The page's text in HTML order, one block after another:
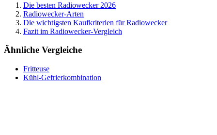
Die besten Radiowecker 2026
Radiowecker-Arten
Die wichtigsten Kaufkriterien für Radiowecker
Fazit im Radiowecker-Vergleich
Ähnliche Vergleiche
Fritteuse
Kühl-Gefrierkombination